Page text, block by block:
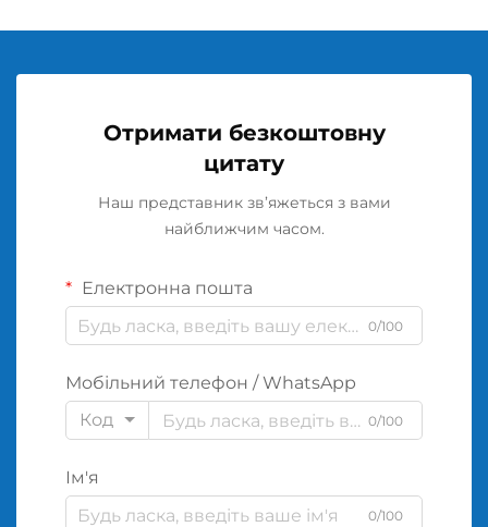
Отримати безкоштовну
цитату
Наш представник зв’яжеться з вами
найближчим часом.
Електронна пошта
0/100
Мобільний телефон / WhatsApp
Код
0/100
Ім'я
0/100